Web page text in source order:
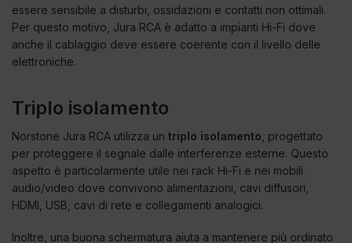
essere sensibile a disturbi, ossidazioni e contatti non ottimali.
Per questo motivo, Jura RCA è adatto a impianti Hi-Fi dove
anche il cablaggio deve essere coerente con il livello delle
elettroniche.
Triplo isolamento
Norstone Jura RCA utilizza un triplo isolamento , progettato
per proteggere il segnale dalle interferenze esterne. Questo
aspetto è particolarmente utile nei rack Hi-Fi e nei mobili
audio/video dove convivono alimentazioni, cavi diffusori,
HDMI, USB, cavi di rete e collegamenti analogici.
Inoltre, una buona schermatura aiuta a mantenere più ordinato